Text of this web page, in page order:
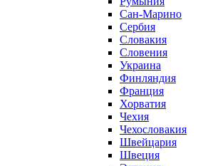
Сан-Марино
Сербия
Словакия
Словения
Украина
Финляндия
Франция
Хорватия
Чехия
Чехословакия
Швейцария
Швеция